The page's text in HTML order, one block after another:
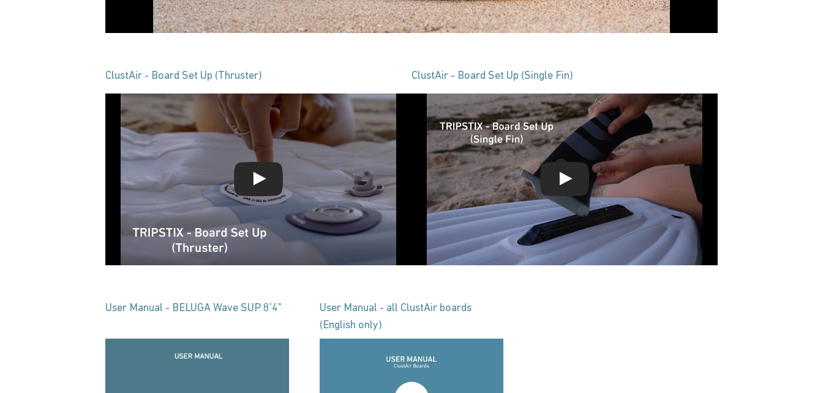
ClustAir - Board Set Up (Thruster) ClustAir - Board Set Up (Single Fin)
User Manual - BELUGA Wave SUP 8'4"
User Manual - all ClustAir boards
(English only)